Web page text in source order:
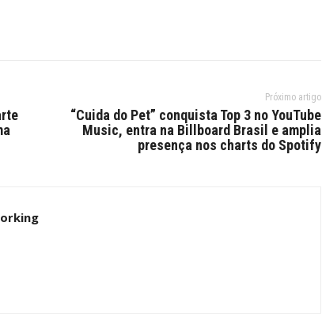
Próximo artigo
“Cuida do Pet” conquista Top 3 no YouTube
Music, entra na Billboard Brasil e amplia
presença nos charts do Spotify